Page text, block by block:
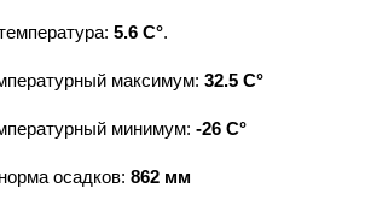
5.6 C°.
максимум: 32.5 C°
минимум: -26 C°
осадков: 862 мм